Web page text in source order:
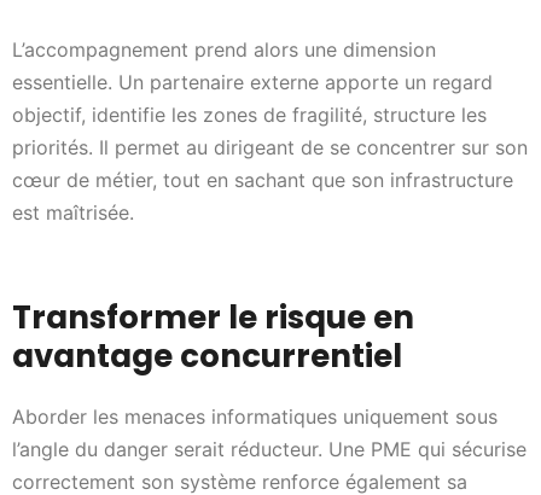
L’accompagnement prend alors une dimension
essentielle. Un partenaire externe apporte un regard
objectif, identifie les zones de fragilité, structure les
priorités. Il permet au dirigeant de se concentrer sur son
cœur de métier, tout en sachant que son infrastructure
est maîtrisée.
Transformer le risque en
avantage concurrentiel
Aborder les menaces informatiques uniquement sous
l’angle du danger serait réducteur. Une PME qui sécurise
correctement son système renforce également sa